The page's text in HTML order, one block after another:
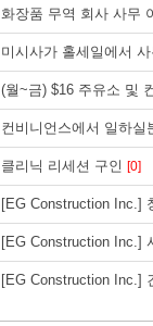
화장품 무역 회사 사무
미시사가 홀세일에서
(월~금) $16 주유소 및
컨비니언스에서 일하실
클리닉 리세션 구인 [0]
[EG Construction Inc.]
[EG Construction Inc.]
[EG Construction Inc.]